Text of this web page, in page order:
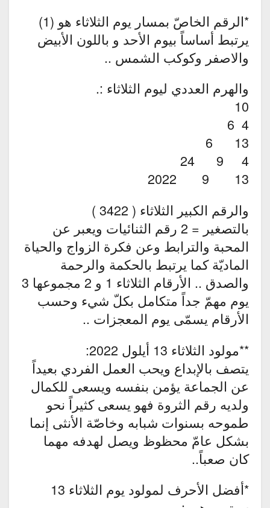
*الرقم الخاصّ بمسار يوم الثلاثاء هو (1)
ﻳﺮﺗﺒﻂ أساساً ﺑﻴﻮﻡ ﺍلأحد ﻭ ﺑﺎﻟﻠﻮﻥ ﺍلأبيض
والاصفر وكوكب الشمس ..
والهرم العددي ليوم الثلاثاء :.
10
4 6
13 6
4 9 24
13 9 2022
والرقم الكبير الثلاثاء ( 3422 )
بالتصغير = 2 رقم الثنائيات ويعبر عن
المحبة والترابط وعن فكرة الزواج والحياة
الماديّة كما يرتبط بالحكمة والرحمة
والصدق .. الأرقام الثلاثاء 1 و 2 مجموعها 3
يوم مهمّ جداً متكامل بكلّ شيء وحسب
الأرقام يسمّى يوم المعجزات ..
**مولود الثلاثاء 13 أيلول 2022:
يتصف بالإبداع ويحب العمل الفردي بعيداً
عن الجماعة يؤمن بنفسه ويسعى للكمال
ولديه رقم الثروة فهو يسعى كثيراً نحو
طموحه بسنوات شبابه وخاصّة الأنثى إنما
بشكل عامّ محظوظ ويصل لهدفه مهما
كان صعباً..
*أفضل الأحرف لمولود يوم الثلاثاء 13